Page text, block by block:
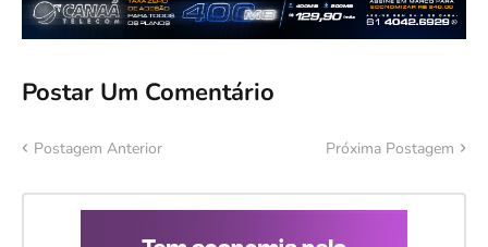
Postar Um Comentário
Postagem Anterior Próxima Postagem